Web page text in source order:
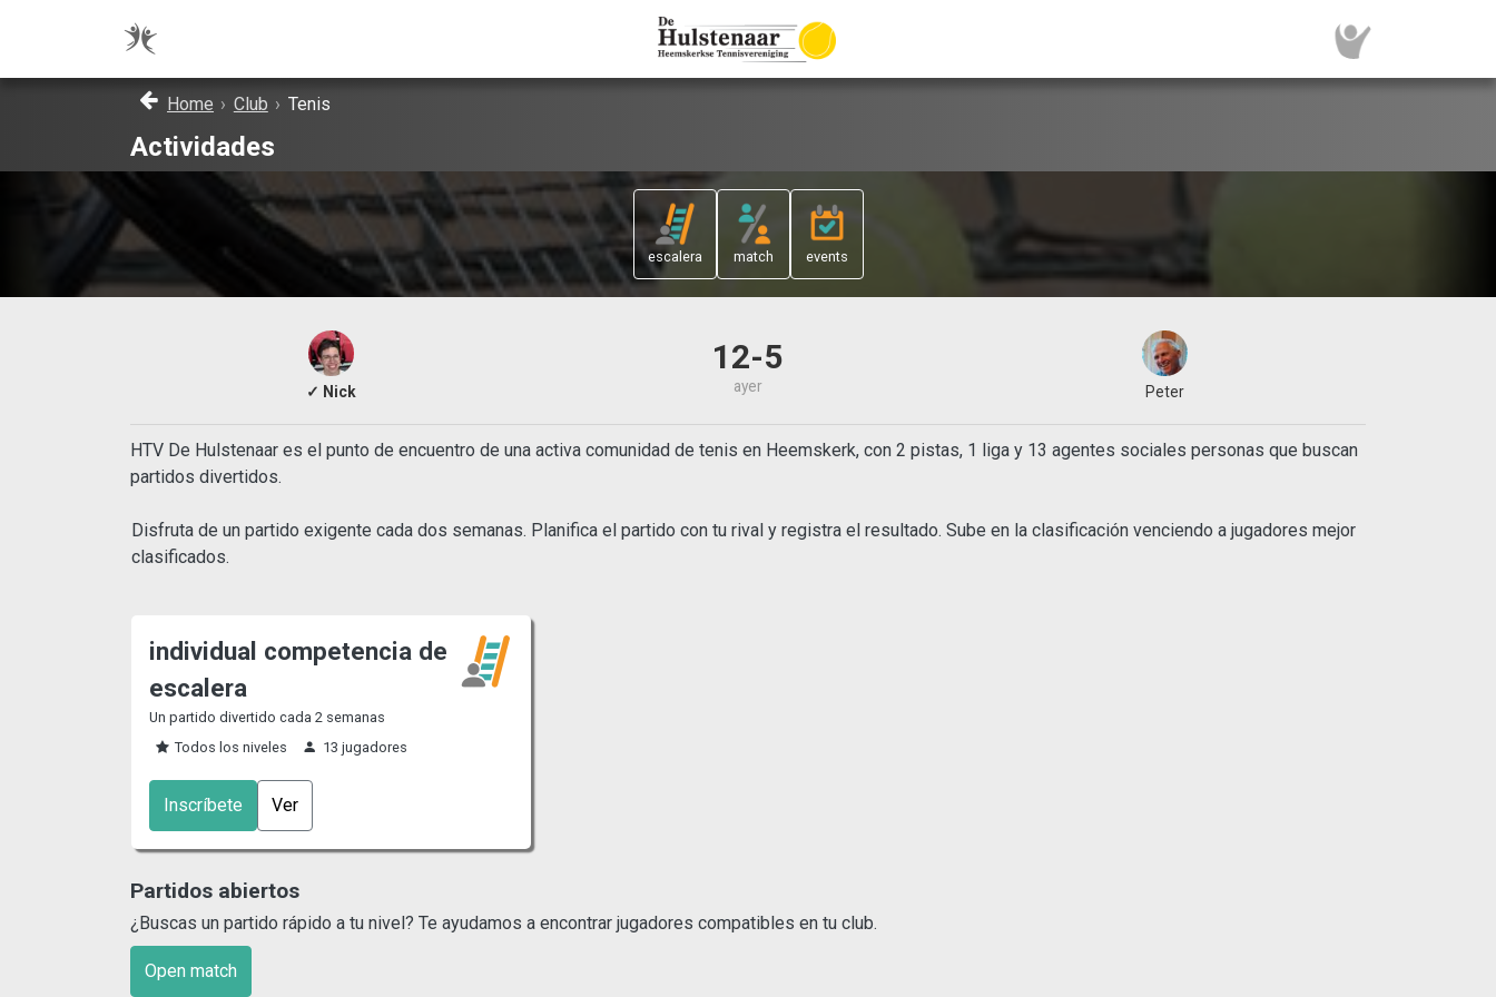
Home › Club › Tenis
Actividades
escalera match events
✓ Nick
12-5
ayer Peter
HTV De Hulstenaar es el punto de encuentro de una activa comunidad de tenis en Heemskerk, con 2 pistas, 1 liga y 13 agentes sociales personas que buscan
partidos divertidos.
Disfruta de un partido exigente cada dos semanas. Planifica el partido con tu rival y registra el resultado. Sube en la clasificación venciendo a jugadores mejor
clasificados.
individual competencia de
escalera
Un partido divertido cada 2 semanas
Todos los niveles
13 jugadores
Inscríbete Ver
Partidos abiertos
¿Buscas un partido rápido a tu nivel? Te ayudamos a encontrar jugadores compatibles en tu club.
Open match